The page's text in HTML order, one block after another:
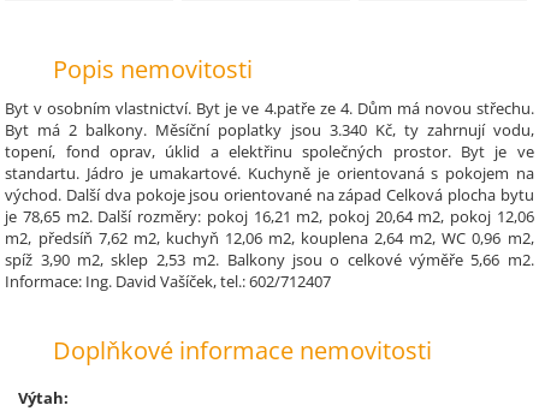
Popis nemovitosti
Byt v osobním vlastnictví. Byt je ve 4.patře ze 4. Dům má novou střechu.
Byt má 2 balkony. Měsíční poplatky jsou 3.340 Kč, ty zahrnují vodu,
topení, fond oprav, úklid a elektřinu společných prostor. Byt je ve
standartu. Jádro je umakartové. Kuchyně je orientovaná s pokojem na
východ. Další dva pokoje jsou orientované na západ Celková plocha bytu
je 78,65 m2. Další rozměry: pokoj 16,21 m2, pokoj 20,64 m2, pokoj 12,06
m2, předsíň 7,62 m2, kuchyň 12,06 m2, kouplena 2,64 m2, WC 0,96 m2,
spíž 3,90 m2, sklep 2,53 m2. Balkony jsou o celkové výměře 5,66 m2.
Informace: Ing. David Vašíček, tel.: 602/712407
Doplňkové informace nemovitosti
Výtah: